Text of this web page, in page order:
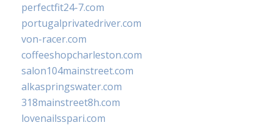
perfectfit24-7.com
portugalprivatedriver.com
von-racer.com
coffeeshopcharleston.com
salon104mainstreet.com
alkaspringswater.com
318mainstreet8h.com
lovenailsspari.com